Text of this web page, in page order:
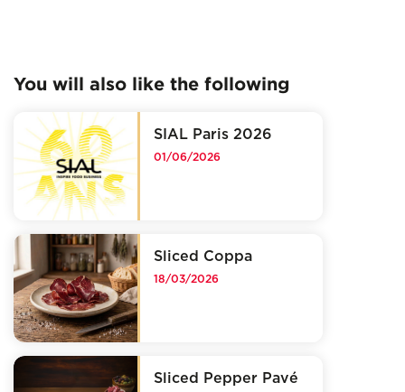
You will also like the following
SIAL Paris 2026
01/06/2026
Sliced Coppa
18/03/2026
Sliced Pepper Pavé